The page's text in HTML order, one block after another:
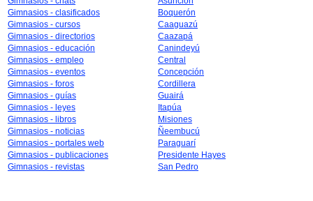
Gimnasios - clasificados
Gimnasios - cursos
Gimnasios - directorios
Gimnasios - educación
Gimnasios - empleo
Gimnasios - eventos
Gimnasios - foros
Gimnasios - guías
Gimnasios - leyes
Gimnasios - libros
Gimnasios - noticias
Gimnasios - portales web
Gimnasios - publicaciones
Gimnasios - revistas
Boquerón
Caaguazú
Caazapá
Canindeyú
Central
Concepción
Cordillera
Guairá
Itapúa
Misiones
Ñeembucú
Paraguarí
Presidente Hayes
San Pedro